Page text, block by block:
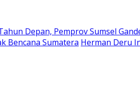
Depan, Pemprov Sumsel
Bencana Sumatera Herman Deru